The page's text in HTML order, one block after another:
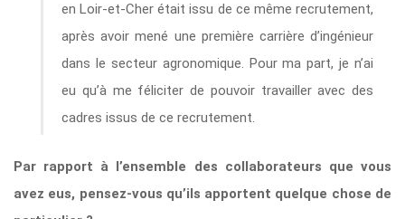
en Loir-et-Cher était issu de ce même recrutement,
après avoir mené une première carrière d’ingénieur
dans le secteur agronomique. Pour ma part, je n’ai
eu qu’à me féliciter de pouvoir travailler avec des
cadres issus de ce recrutement.
Par rapport à l’ensemble des collaborateurs que vous
avez eus, pensez-vous qu’ils apportent quelque chose de